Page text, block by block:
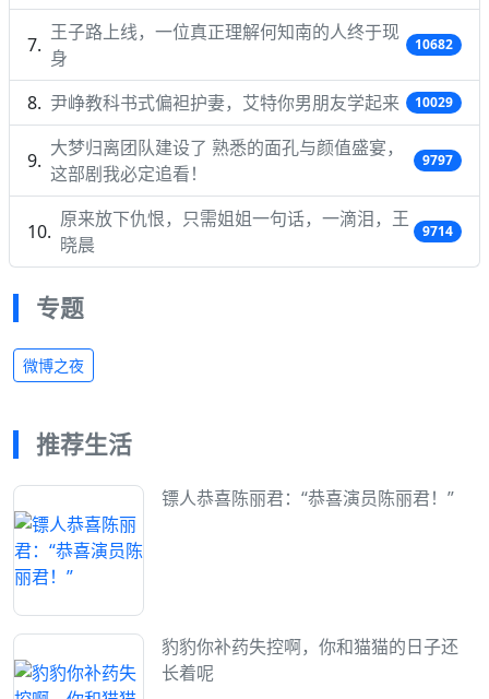
王子路上线，一位真正理解何知南的人终于现
身
10682
尹峥教科书式偏袒护妻，艾特你男朋友学起来 10029
大梦归离团队建设了 熟悉的面孔与颜值盛宴，
这部剧我必定追看！
9797
原来放下仇恨，只需姐姐一句话，一滴泪，王
晓晨
9714
专题
微博之夜
推荐生活
镖人恭喜陈丽君：“恭喜演员陈丽君！”
豹豹你补药失控啊，你和猫猫的日子还
长着呢